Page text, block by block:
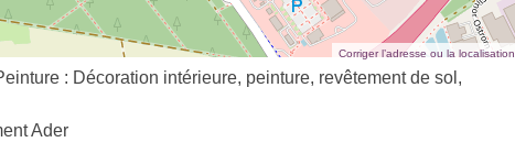
Corriger l’adresse ou la localisation
: Décoration intérieure, peinture, revêtement de sol,
Ader